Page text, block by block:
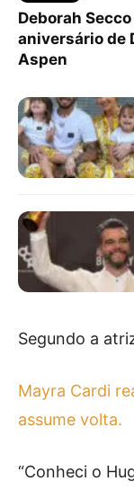
Deborah
aniversário de
Aspen
Segundo a
Mayra Cardi
assume volta.
“Conheci o